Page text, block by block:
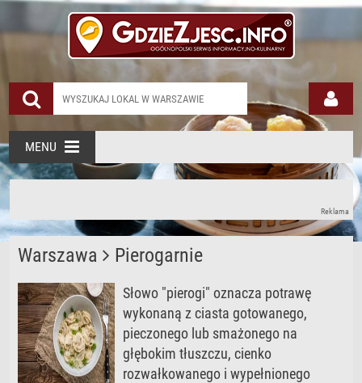
MENU
Reklama
Warszawa Pierogarnie
Słowo "pierogi" oznacza potrawę
wykonaną z ciasta gotowanego,
pieczonego lub smażonego na
głębokim tłuszczu, cienko
rozwałkowanego i wypełnionego